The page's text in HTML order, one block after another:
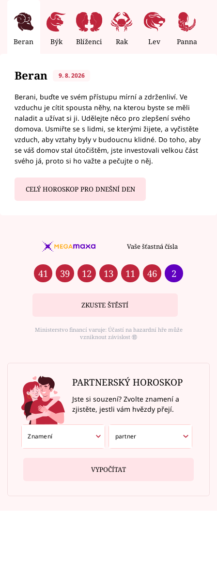
Beran Býk Blíženci Rak Lev Panna
Beran 9. 8. 2026
Berani, buďte ve svém přístupu mírní a zdrženliví. Ve
vzduchu je cítit spousta něhy, na kterou byste se měli
naladit a užívat si ji. Udělejte něco pro zlepšení svého
domova. Usmiřte se s lidmi, se kterými žijete, a vyčistěte
vzduch, aby vztahy byly v budoucnu klidné. Do toho, aby
se váš domov stal útočištěm, jste investovali velkou část
svého já, proto si ho važte a pečujte o něj.
CELÝ HOROSKOP PRO DNEŠNÍ DEN
Vaše šťastná čísla
41 39 12 13 11 46 2
ZKUSTE ŠTĚSTÍ
Ministerstvo financí varuje: Účastí na hazardní hře může
vzniknout závislost ⑱
PARTNERSKÝ HOROSKOP
Jste si souzení? Zvolte znamení a
zjistěte, jestli vám hvězdy přejí.
VYPOČÍTAT